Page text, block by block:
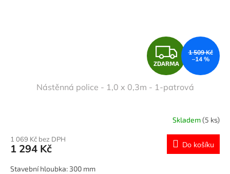
Z
D
A
R
M
A
ZDARMA
1 509 Kč
–14 %
Nástěnná police - 1,0 x 0,3m - 1-patrová
Skladem(5 ks)
1 069 Kč bez DPH
1 294 Kč Do košíku
Stavební hloubka: 300 mm